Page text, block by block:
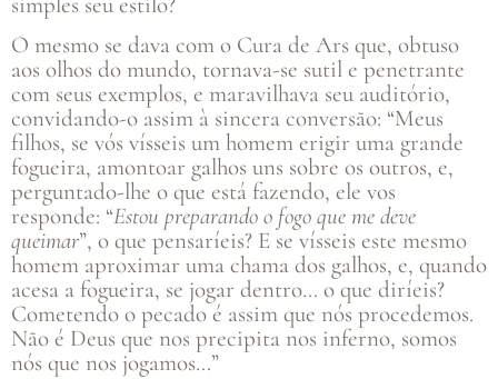
O mesmo se dava com o Cura de Ars que, obtuso
aos olhos do mundo, tornava-se sutil e penetrante
com seus exemplos, e maravilhava seu auditório,
convidando-o assim à sincera conversão: “Meus
filhos, se vós vísseis um homem erigir uma grande
fogueira, amontoar galhos uns sobre os outros, e,
perguntado-lhe o que está fazendo, ele vos
responde: “Estou preparando o fogo que me deve
queimar”, o que pensaríeis? E se vísseis este mesmo
homem aproximar uma chama dos galhos, e, quando
acesa a fogueira, se jogar dentro… o que diríeis?
Cometendo o pecado é assim que nós procedemos.
Não é Deus que nos precipita nos inferno, somos
nós que nos jogamos…”